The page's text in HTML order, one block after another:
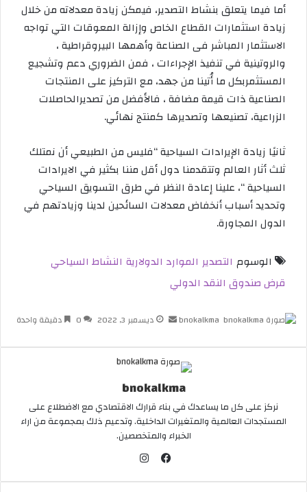
أما فيما يتعلق بنشاط التصدير، فيمكن زيادة معدلاته من خلال
زيادة استثمارات القطاع الخاص وإزالة المعوقات التي تواجه
الاستثمار المباشر فى الصناعة وأهمها البيروقراطية ،
والروتينية في تنفيذ الإجراءات ، فمن الضروري دعم وتشجيع
المستثمربكل ما أُتينا من جهد، مع التركيز على المنتجات
الصناعية ذات قيمة مضافة ، فالأفضل من تصديرالحاصلات
الزراعية، تصنيعها وتصديرها كمنتج نهائي.
ثانيًا زيادة الإيرادات السياحية “فليس من الطبيعي أن نمتلك
ثلث أثار العالم وتتقدمنا دول أقل مننا بكثير في الايرادات
السياحية “، علينا إعادة النظر في طرق التسويق السياحي
وتحديد أسباب أنخفاض معدلات السائحين لدينا وزيادتهم في
الدول المجاورة.
الوسوم التصدير الموارد الدولارية النشاط السياحي
قرض صندوق النقد الدولي
bnokalkma
س
ل
ر
ي
د
إ
ل
ك
ديسمبر 3, 2022 0 دقيقة واحدة
bnokalkma
نركز على كل ما يساعدك في بناء قرارك الاقتصادي مع الاضطلاع على
المستجدات العالمية والمتغيرات الداخلية. وتدعيم ذلك بمجموعة من اراء
الخبراء والمتخصصين.